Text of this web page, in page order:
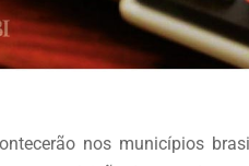
nos municípios